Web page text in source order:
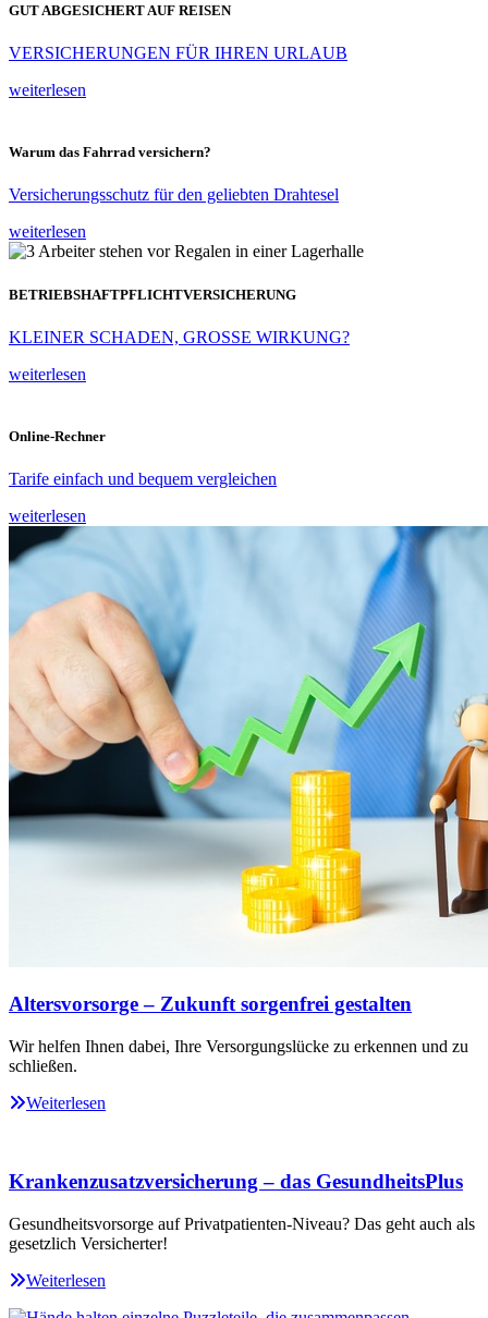
GUT ABGESICHERT AUF REISEN
VERSICHERUNGEN FÜR IHREN URLAUB
weiterlesen
Warum das Fahrrad versichern?
Versicherungsschutz für den geliebten Drahtesel
weiterlesen
BETRIEBSHAFTPFLICHTVERSICHERUNG
KLEINER SCHADEN, GROSSE WIRKUNG?
weiterlesen
Online-Rechner
Tarife einfach und bequem vergleichen
weiterlesen
Altersvorsorge – Zukunft sorgenfrei gestalten
Wir helfen Ihnen dabei, Ihre Versorgungslücke zu erkennen und zu
schließen.
Weiterlesen
Krankenzusatzversicherung – das GesundheitsPlus
Gesundheitsvorsorge auf Privatpatienten-Niveau? Das geht auch als
gesetzlich Versicherter!
Weiterlesen